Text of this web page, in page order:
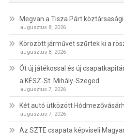
Megvan a Tisza Párt
augusztus 8, 2026
Körözött járművet szűrtek ki a
augusztus 8, 2026
Öt új játékossal és új
a KÉSZ-St. Mihály-Szeged
augusztus 7, 2026
Két autó ütközött
augusztus 7, 2026
Az SZTE csapata képviseli